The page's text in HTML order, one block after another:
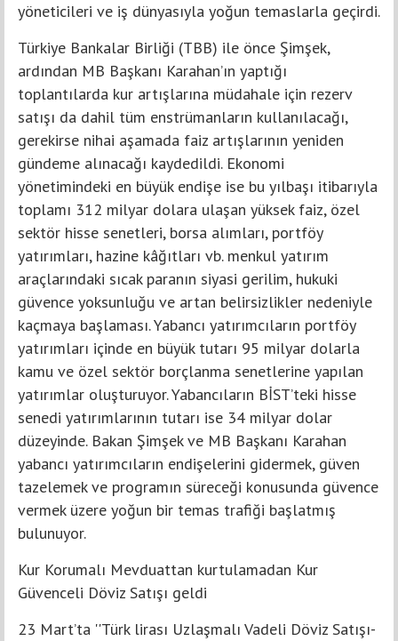
yöneticileri ve iş dünyasıyla yoğun temaslarla geçirdi.
Türkiye Bankalar Birliği (TBB) ile önce Şimşek,
ardından MB Başkanı Karahan’ın yaptığı
toplantılarda kur artışlarına müdahale için rezerv
satışı da dahil tüm enstrümanların kullanılacağı,
gerekirse nihai aşamada faiz artışlarının yeniden
gündeme alınacağı kaydedildi. Ekonomi
yönetimindeki en büyük endişe ise bu yılbaşı itibarıyla
toplamı 312 milyar dolara ulaşan yüksek faiz, özel
sektör hisse senetleri, borsa alımları, portföy
yatırımları, hazine kâğıtları vb. menkul yatırım
araçlarındaki sıcak paranın siyasi gerilim, hukuki
güvence yoksunluğu ve artan belirsizlikler nedeniyle
kaçmaya başlaması. Yabancı yatırımcıların portföy
yatırımları içinde en büyük tutarı 95 milyar dolarla
kamu ve özel sektör borçlanma senetlerine yapılan
yatırımlar oluşturuyor. Yabancıların BİST’teki hisse
senedi yatırımlarının tutarı ise 34 milyar dolar
düzeyinde. Bakan Şimşek ve MB Başkanı Karahan
yabancı yatırımcıların endişelerini gidermek, güven
tazelemek ve programın süreceği konusunda güvence
vermek üzere yoğun bir temas trafiği başlatmış
bulunuyor.
Kur Korumalı Mevduattan kurtulamadan Kur
Güvenceli Döviz Satışı geldi
23 Mart’ta ''Türk lirası Uzlaşmalı Vadeli Döviz Satışı-